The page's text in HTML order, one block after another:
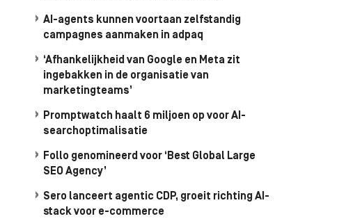
AI-agents kunnen voortaan zelfstandig
campagnes aanmaken in adpaq
‘Afhankelijkheid van Google en Meta zit
ingebakken in de organisatie van
marketingteams’
Promptwatch haalt 6 miljoen op voor AI-
searchoptimalisatie
Follo genomineerd voor ‘Best Global Large
SEO Agency’
Sero lanceert agentic CDP, groeit richting AI-
stack voor e-commerce